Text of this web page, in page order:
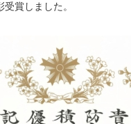
賞しました。